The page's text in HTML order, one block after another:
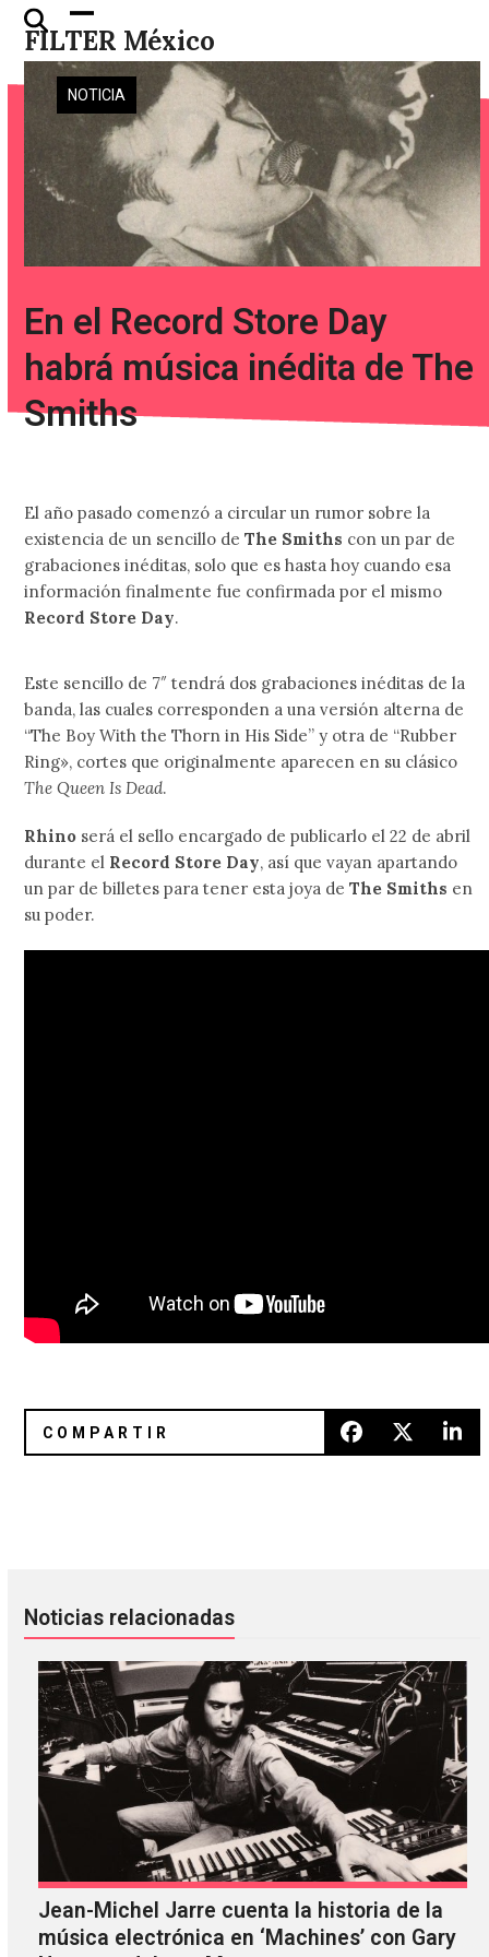
Skip
content
FILTER México
Open
mobile
menu
Close
mobile
menu
NOTICIA
En el Record Store Day
habrá música inédita de The
Smiths
El año pasado comenzó a circular un rumor sobre la
existencia de un sencillo de The Smiths con un par de
grabaciones inéditas, solo que es hasta hoy cuando esa
información finalmente fue confirmada por el mismo
Record Store Day.
Este sencillo de 7″ tendrá dos grabaciones inéditas de la
banda, las cuales corresponden a una versión alterna de
“The Boy With the Thorn in His Side” y otra de “Rubber
Ring», cortes que originalmente aparecen en su clásico
The Queen Is Dead.
Rhino será el sello encargado de publicarlo el 22 de abril
durante el Record Store Day, así que vayan apartando
un par de billetes para tener esta joya deThe Smiths en
su poder.
Noticias relacionadas
Jean-Michel Jarre cuenta la historia de la
música electrónica en ‘Machines’ con Gary